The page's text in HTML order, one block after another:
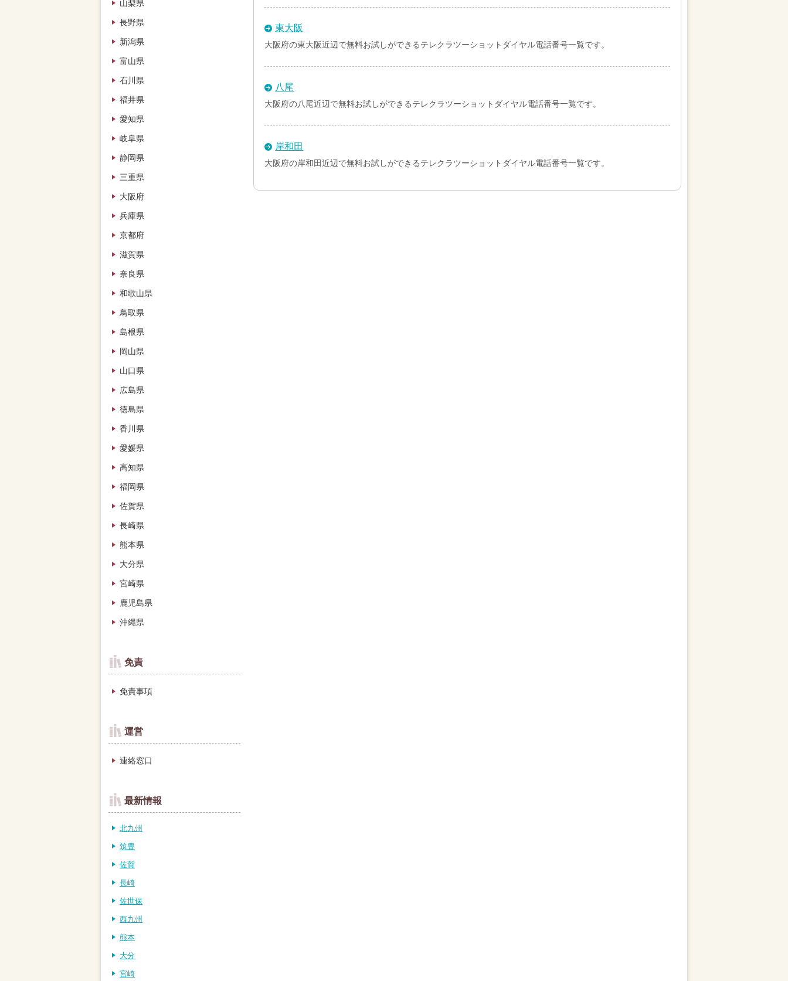
東大阪
大阪府の東大阪近辺で無料お試しができるテレクラツーショットダイヤル電話番号一覧です。
八尾
大阪府の八尾近辺で無料お試しができるテレクラツーショットダイヤル電話番号一覧です。
岸和田
大阪府の岸和田近辺で無料お試しができるテレクラツーショットダイヤル電話番号一覧です。
山梨県
長野県
新潟県
富山県
石川県
福井県
愛知県
岐阜県
静岡県
三重県
大阪府
兵庫県
京都府
滋賀県
奈良県
和歌山県
鳥取県
島根県
岡山県
山口県
広島県
徳島県
香川県
愛媛県
高知県
福岡県
佐賀県
長崎県
熊本県
大分県
宮崎県
鹿児島県
沖縄県
免責
免責事項
運営
連絡窓口
最新情報
北九州
筑豊
佐賀
長崎
佐世保
西九州
熊本
大分
宮崎